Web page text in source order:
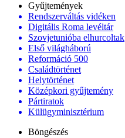
Gyűjtemények
Rendszerváltás vidéken
Digitális Roma levéltár
Szovjetunióba elhurcoltak
Első világháború
Reformáció 500
Családtörténet
Helytörténet
Középkori gyűjtemény
Pártiratok
Külügyminisztérium
Böngészés